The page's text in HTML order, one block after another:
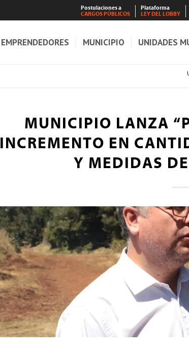
Postulaciones a
CARGOS PÚBLICOS
Plataforma
LEY DEL LOBBY
EMPRENDEDORES MUNICIPIO UNIDADES
MUNICIPIO LANZA
INCREMENTO EN
Y MEDIDAS